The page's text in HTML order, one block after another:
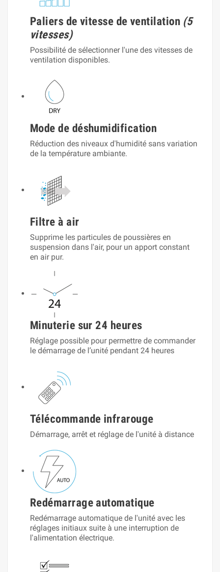
Paliers de vitesse de ventilation (5
vitesses)
Possibilité de sélectionner l'une des vitesses de
ventilation disponibles.
Mode de déshumidification
Réduction des niveaux d'humidité sans variation
de la température ambiante.
Filtre à air
Supprime les particules de poussières en
suspension dans l'air, pour un apport constant
en air pur.
Minuterie sur 24 heures
Réglage possible pour permettre de commander
le démarrage de l’unité pendant 24 heures
Télécommande infrarouge
Démarrage, arrêt et réglage de l'unité à distance
Redémarrage automatique
Redémarrage automatique de l'unité avec les
réglages initiaux suite à une interruption de
l'alimentation électrique.